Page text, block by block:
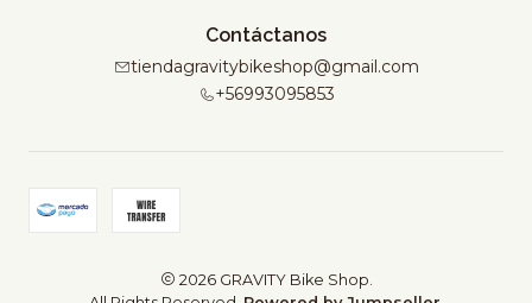
Contáctanos
tiendagravitybikeshop@gmail.com
+56993095853
2026 GRAVITY Bike Shop.